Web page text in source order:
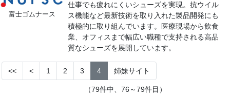
富士ゴムナース
仕事でも疲れにくいシューズを実現。抗ウイル
ス機能など最新技術を取り入れた製品開発にも
積極的に取り組んでいます。医療現場から飲食
業、オフィスまで幅広い職種で支持される高品
質なシューズを展開しています。
<< < 1 2 3 4 姉妹サイト
（79件中、76～79件目）